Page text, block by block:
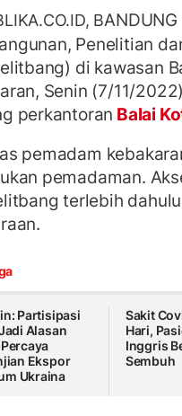
B
Penelitian
di kawasan
Senin (7/11/
perkantoran Balai
pemadam
pemadaman.
terlebih
Partisipasi
Alasan
Ekspor
Ukraina
Sakit
Hari,
Inggris
Sembuh